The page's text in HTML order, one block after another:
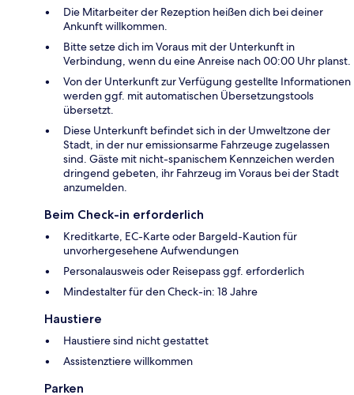
Die Mitarbeiter der Rezeption heißen dich bei deiner
Ankunft willkommen.
Bitte setze dich im Voraus mit der Unterkunft in
Verbindung, wenn du eine Anreise nach 00:00 Uhr planst.
Von der Unterkunft zur Verfügung gestellte Informationen
werden ggf. mit automatischen Übersetzungstools
übersetzt.
Diese Unterkunft befindet sich in der Umweltzone der
Stadt, in der nur emissionsarme Fahrzeuge zugelassen
sind. Gäste mit nicht-spanischem Kennzeichen werden
dringend gebeten, ihr Fahrzeug im Voraus bei der Stadt
anzumelden.
Beim Check-in erforderlich
Kreditkarte, EC-Karte oder Bargeld-Kaution für
unvorhergesehene Aufwendungen
Personalausweis oder Reisepass ggf. erforderlich
Mindestalter für den Check-in: 18 Jahre
Haustiere
Haustiere sind nicht gestattet
Assistenztiere willkommen
Parken